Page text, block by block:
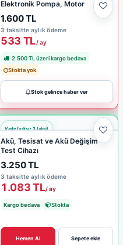
Elektronik Pompa, Motor
1.600 TL
3 taksitte aylık ödeme
533 TL/ ay
2.500 TL üzeri kargo bedava
Stokta yok
Stok gelince haber ver
Akü, Tesisat ve Akü Değişim
Test Cihazı
3.250 TL
3 taksitte aylık ödeme
1.083 TL/ ay
Kargo bedava Stokta
Sepete ekle
Hemen Al